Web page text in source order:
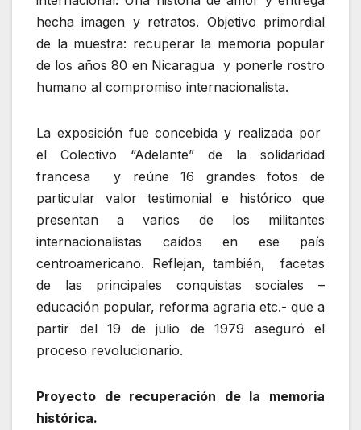
hecha imagen y retratos. Objetivo primordial
de la muestra: recuperar la memoria popular
de los años 80 en Nicaragua y ponerle rostro
humano al compromiso internacionalista.
La exposición fue concebida y realizada por
el Colectivo “Adelante” de la solidaridad
francesa y reúne 16 grandes fotos de
particular valor testimonial e histórico que
presentan a varios de los militantes
internacionalistas caídos en ese país
centroamericano. Reflejan, también, facetas
de las principales conquistas sociales –
educación popular, reforma agraria etc.- que a
partir del 19 de julio de 1979 aseguró el
proceso revolucionario.
Proyecto de recuperación de la memoria
histórica.